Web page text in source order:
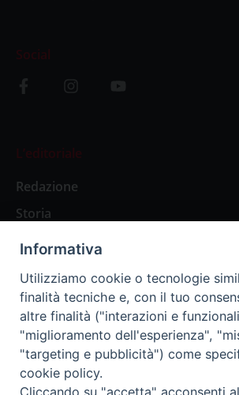
Social
L’editoriale
Redazione
Storia
Abbonamenti
Abbonamento Annuale Digitale
Abbonamento Annuale Cartaceo
Abbonamento Singola Copia Digitale
Informativa
Utilizziamo cookie o tecnologie
finalità tecniche e, con il tuo
altre finalità ("interazioni e
"miglioramento dell'esperienza",
"targeting e pubblicità") come
cookie policy.